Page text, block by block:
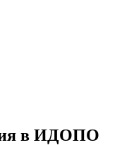
в ИДОПО